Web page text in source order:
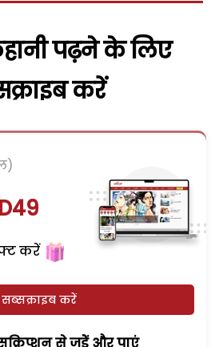
पढ़ने के लिए
करें
करें
सब्सक्राइब करें
से जुड़ेें और पाएं